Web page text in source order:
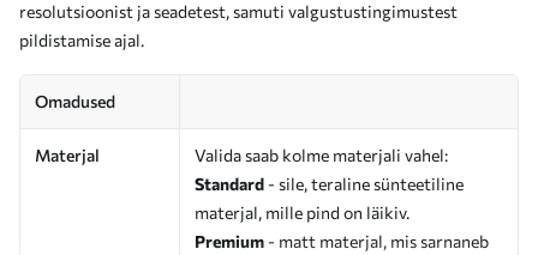
resolutsioonist ja seadetest, samuti valgustustingimustest
pildistamise ajal.
Omadused
Materjal
Valida saab kolme materjali vahel:
Standard - sile, teraline sünteetiline
materjal, mille pind on läikiv.
Premium - matt materjal, mis sarnaneb